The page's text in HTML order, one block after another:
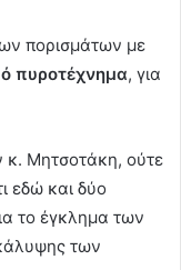
πορισμάτων με
πυροτέχνημα, για
κ. Μητσοτάκη, ούτε
εδώ και δύο
το έγκλημα των
των